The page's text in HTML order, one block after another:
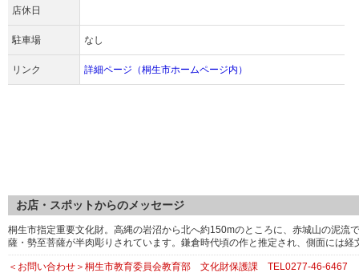
店休日
駐車場 なし
リンク 詳細ページ（桐生市ホームページ内）
お店・スポットからのメッセージ
桐生市指定重要文化財。高縄の岩沼から北へ約150mのところに、赤城山の泥流
薩・勢至菩薩が半肉彫りされています。鎌倉時代頃の作と推定され、側面には経
＜お問い合わせ＞桐生市教育委員会教育部 文化財保護課 TEL0277-46-6467